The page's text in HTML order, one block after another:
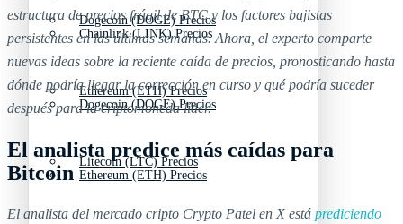
Dogecoin (DOGE) Precios
Ethereum (ETH) Precios
Litecoin (LTC) Precios
Chainlink (LINK) Precios
Dogecoin (DOGE) Precios
Ethereum (ETH) Precios
estructura de precios frágil de BTC y los factores bajistas
persistentes en las últimas semanas. Ahora, el experto comparte
nuevas ideas sobre la reciente caída de precios, pronosticando hasta
dónde podría llegar la corrección en curso y qué podría suceder
después para la criptomoneda líder.
El analista predice más caídas para
Bitcoin
El analista del mercado cripto Crypto Patel en X está prediciendo